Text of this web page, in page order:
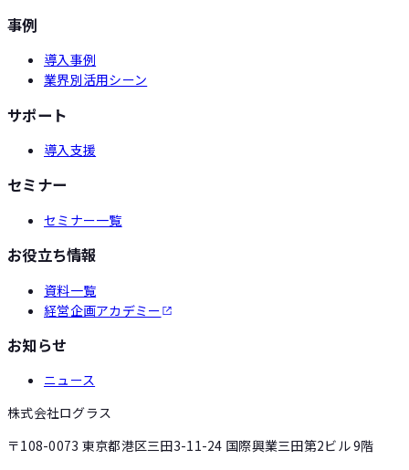
事例
導入事例
業界別活用シーン
サポート
導入支援
セミナー
セミナー一覧
お役立ち情報
資料一覧
経営企画アカデミー
お知らせ
ニュース
株式会社ログラス
〒108-0073 東京都港区三田3-11-24 国際興業三田第2ビル 9階